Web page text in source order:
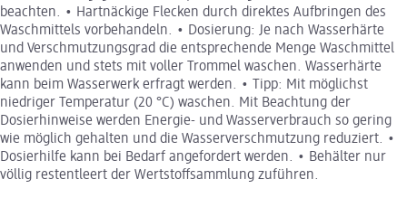
beachten. • Hartnäckige Flecken durch direktes Aufbringen des
Waschmittels vorbehandeln. • Dosierung: Je nach Wasserhärte
und Verschmutzungsgrad die entsprechende Menge Waschmittel
anwenden und stets mit voller Trommel waschen. Wasserhärte
kann beim Wasserwerk erfragt werden. • Tipp: Mit möglichst
niedriger Temperatur (20 °C) waschen. Mit Beachtung der
Dosierhinweise werden Energie- und Wasserverbrauch so gering
wie möglich gehalten und die Wasserverschmutzung reduziert. •
Dosierhilfe kann bei Bedarf angefordert werden. • Behälter nur
völlig restentleert der Wertstoffsammlung zuführen.